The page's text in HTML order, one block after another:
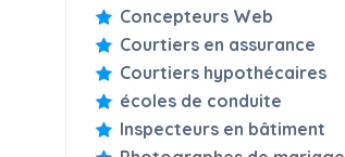
Concepteurs Web
Courtiers en assurance
Courtiers hypothécaires
écoles de conduite
Inspecteurs en bâtiment